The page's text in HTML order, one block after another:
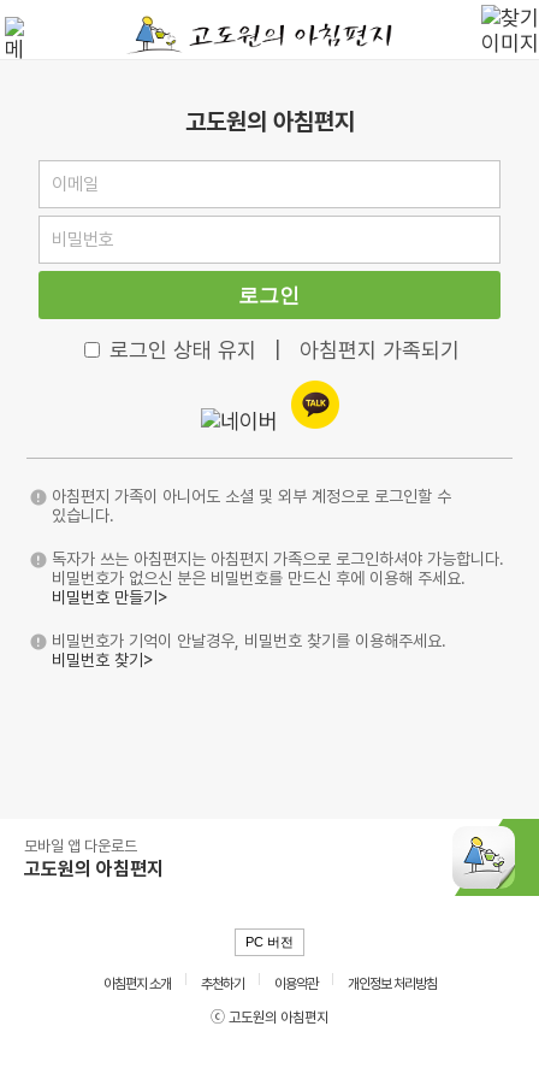
고도원의 아침편지
로그인
로그인 상태 유지 아침편지 가족되기
아침편지 가족이 아니어도 소셜 및 외부 계정으로 로그인할 수
있습니다.
독자가 쓰는 아침편지는 아침편지 가족으로 로그인하셔야 가능합니다.
비밀번호가 없으신 분은 비밀번호를 만드신 후에 이용해 주세요.
비밀번호 만들기>
비밀번호가 기억이 안날경우, 비밀번호 찾기를 이용해주세요.
비밀번호 찾기>
모바일 앱 다운로드
고도원의 아침편지
PC 버전
아침편지 소개 추천하기 이용약관
개인정보 처리방침
ⓒ 고도원의 아침편지